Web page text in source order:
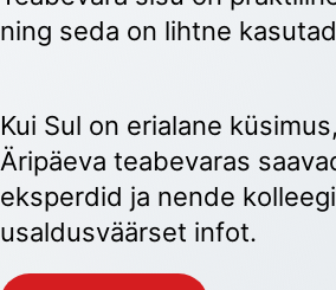
ning seda on lihtne
Kui Sul on erialane
Äripäeva teabevaras
eksperdid ja nende
usaldusväärset infot.